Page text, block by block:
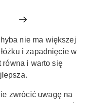
nie ma większej
i zapadnięcie w
równa i warto się
zwrócić uwagę na